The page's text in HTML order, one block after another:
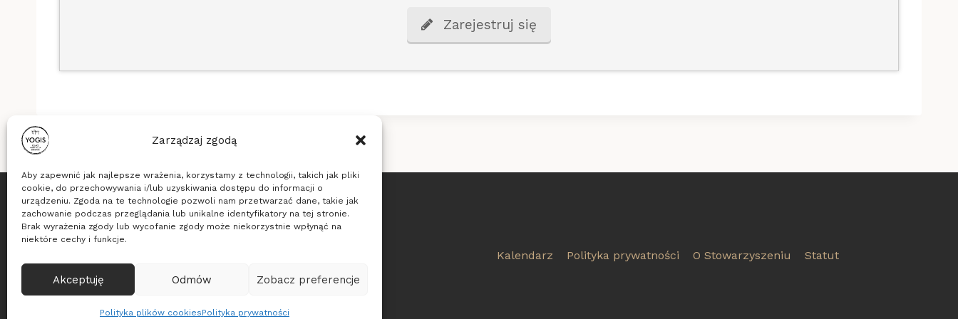
Zarządzaj zgodą
Aby zapewnić jak najlepsze wrażenia, korzystamy z technologii, takich jak pliki
cookie, do przechowywania i/lub uzyskiwania dostępu do informacji o
urządzeniu. Zgoda na te technologie pozwoli nam przetwarzać dane, takie jak
zachowanie podczas przeglądania lub unikalne identyfikatory na tej stronie.
Brak wyrażenia zgody lub wycofanie zgody może niekorzystnie wpłynąć na
niektóre cechy i funkcje.
Akceptuję Odmów Zobacz preferencje
Polityka plików cookiesPolityka prywatności
Zarejestruj się
Stowarzyszenie Yogis
ul. Długa 16b/33, 53-658 Wrocław
© 2026 Yogis - medytacja, relaksacja, zdrowie
RealizacjaPixelmarketing
Kalendarz Polityka prywatności O Stowarzyszeniu Statut